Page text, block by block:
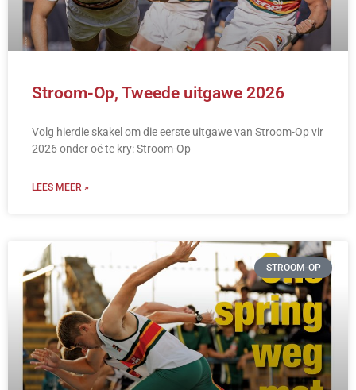
Stroom-Op, Tweede uitgawe 2026
Volg hierdie skakel om die eerste uitgawe van Stroom-Op vir
2026 onder oë te kry: Stroom-Op
LEES MEER »
STROOM-OP